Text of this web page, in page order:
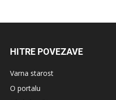
HITRE POVEZAVE
Varna starost
O portalu